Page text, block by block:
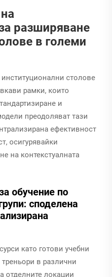
разширяване
в големи
столове
рамки, които
и
преодоляват тази
ефективност
осигурявайки
на контекстуалната
обучение по
споделена
като готови учебни
в различни
отделните локации